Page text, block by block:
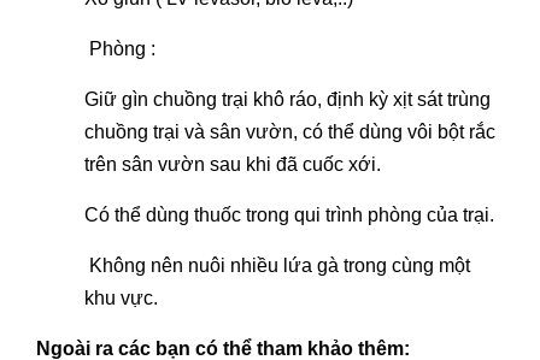
Phòng :
Giữ gìn chuồng trại khô ráo, định kỳ xịt sát trùng
chuồng trại và sân vườn, có thể dùng vôi bột rắc
trên sân vườn sau khi đã cuốc xới.
Có thể dùng thuốc trong qui trình phòng của trại.
Không nên nuôi nhiều lứa gà trong cùng một
khu vực.
Ngoài ra các bạn có thể tham khảo thêm: